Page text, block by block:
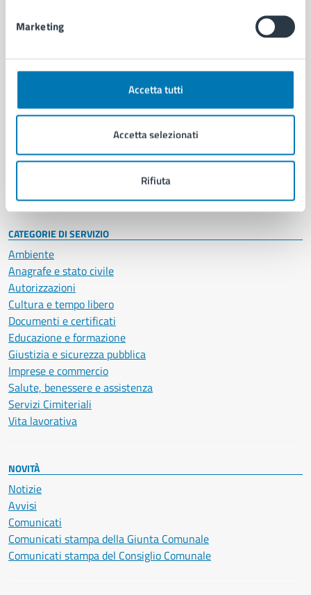
Marketing
Accetta tutti
Accetta selezionati
Rifiuta
AMMINISTRAZIONE
Organi di governo
Enti e fondazioni
Personale amministrativo
Intranet, posta aziendale e protocollo
CATEGORIE DI SERVIZIO
Ambiente
Anagrafe e stato civile
Autorizzazioni
Cultura e tempo libero
Documenti e certificati
Educazione e formazione
Giustizia e sicurezza pubblica
Imprese e commercio
Salute, benessere e assistenza
Servizi Cimiteriali
Vita lavorativa
NOVITÀ
Notizie
Avvisi
Comunicati
Comunicati stampa della Giunta Comunale
Comunicati stampa del Consiglio Comunale